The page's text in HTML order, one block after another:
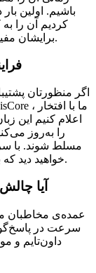
باشیم. اولین
کردیم آن را
است قطعاتی از BasisCore برایشان مفید باشد معرفی کنیم.
اگر منظورتان
اعلام کنیم این
را به‌روز
مسلط شوند. با
خواهید دید که با چندخط کد بسیاری از نیازها برطرف می‌شوند.
آیا
عمده‌ی مخاطبان
سرعت در
داون‌تایم و